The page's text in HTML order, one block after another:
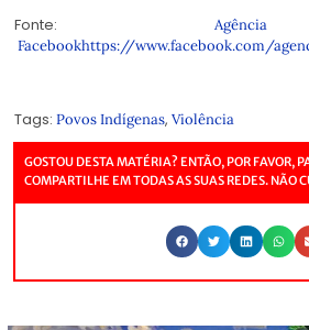
Fonte:
Facebookhttps://www.facebook.com/
Tags: Povos Indígenas, Violência
GOSTOU DESTA MATÉRIA? ENTÃO, POR FAVOR,
COMPARTILHE EM TODAS AS SUAS REDES. NÃO